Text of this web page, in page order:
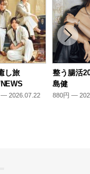
し旅
— 2026.07.22
整う腸活
島健
880円 —